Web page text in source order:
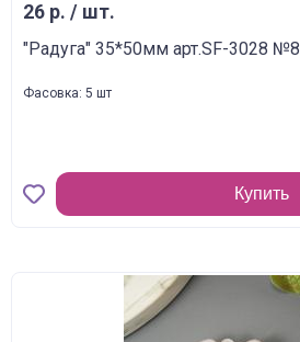
26 р. / шт.
"Радуга" 35*50мм арт.SF-3028 №8
Фасовка: 5 шт
Купить